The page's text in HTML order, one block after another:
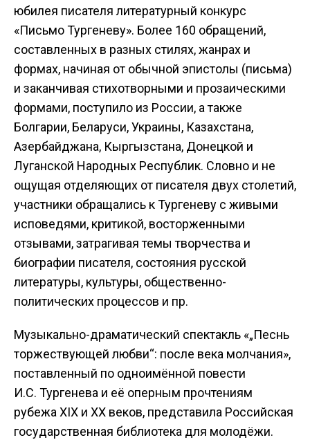
юбилея писателя литературный конкурс
«Письмо Тургеневу». Более 160 обращений,
составленных в разных стилях, жанрах и
формах, начиная от обычной эпистолы (письма)
и заканчивая стихотворными и прозаическими
формами, поступило из России, а также
Болгарии, Беларуси, Украины, Казахстана,
Азербайджана, Кыргызстана, Донецкой и
Луганской Народных Республик. Словно и не
ощущая отделяющих от писателя двух столетий,
участники обращались к Тургеневу с живыми
исповедями, критикой, восторженными
отзывами, затрагивая темы творчества и
биографии писателя, состояния русской
литературы, культуры, общественно-
политических процессов и пр.
Музыкально-драматический спектакль «„Песнь
торжествующей любви“: после века молчания»,
поставленный по одноимённой повести
И.С. Тургенева и её оперным прочтениям
рубежа XIX и XX веков, представила Российская
государственная библиотека для молодёжи.